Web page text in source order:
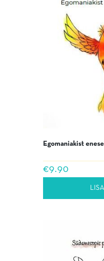
Egomaniakist
€9.90